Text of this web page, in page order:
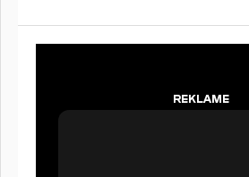
REKLAME
SYNLIG